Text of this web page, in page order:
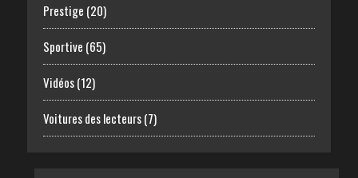
Prestige (20)
Sportive (65)
Vidéos(12)
Voitures des lecteurs(7)